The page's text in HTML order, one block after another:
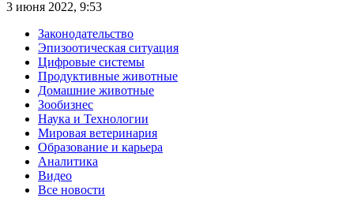
3 июня 2022, 9:53
Законодательство
Эпизоотическая ситуация
Цифровые системы
Продуктивные животные
Домашние животные
Зообизнес
Наука и Технологии
Мировая ветеринария
Образование и карьера
Аналитика
Видео
Все новости